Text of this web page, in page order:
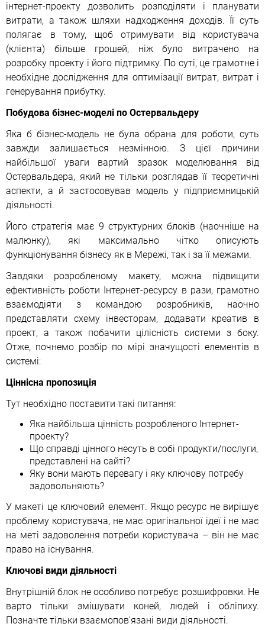
інтернет-проекту дозволить розподіляти і планувати
витрати, а також шляхи надходження доходів. Її суть
полягає в тому, щоб отримувати від користувача
(клієнта) більше грошей, ніж було витрачено на
розробку проекту і його підтримку. По суті, це грамотне і
необхідне дослідження для оптимізації витрат, витрат і
генерування прибутку.
Побудова бізнес-моделі по Остервальдеру
Яка б бізнес-модель не була обрана для роботи, суть
завжди залишається незмінною. З цієї причини
найбільшої уваги вартий зразок моделювання від
Остервальдера, який не тільки розглядав її теоретичні
аспекти, а й застосовував модель у підприємницькій
діяльності.
Його стратегія має 9 структурних блоків (наочніше на
малюнку), які максимально чітко описують
функціонування бізнесу як в Мережі, так і за її межами.
Завдяки розробленому макету, можна підвищити
ефективність роботи Інтернет-ресурсу в рази, грамотно
взаємодіяти з командою розробників, наочно
представляти схему інвесторам, додавати креатив в
проект, а також побачити цілісність системи з боку.
Отже, почнемо розбір по мірі значущості елементів в
системі:
Ціннісна пропозиція
Тут необхідно поставити такі питання:
Яка найбільша цінність розробленого Інтернет-
проекту?
Що справді цінного несуть в собі продукти/послуги,
представлені на сайті?
Яку вони мають перевагу і яку ключову потребу
задовольняють?
У макеті це ключовий елемент. Якщо ресурс не вирішує
проблему користувача, не має оригінальної ідеї і не має
на меті задоволення потреби користувача – він не має
право на існування.
Ключові види діяльності
Внутрішній блок не особливо потребує розшифровки. Не
варто тільки змішувати коней, людей і обліпиху.
Позначте тільки взаємопов'язані види діяльності.